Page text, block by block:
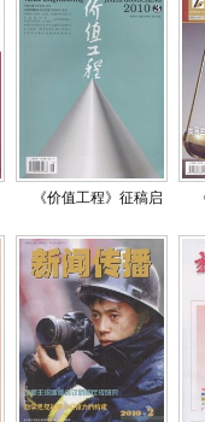
《价值工程》征稿启